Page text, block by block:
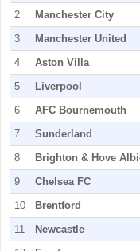
2
Manchester City
3
Manchester United
4
Aston Villa
5
Liverpool
6
AFC Bournemouth
7
Sunderland
8
Brighton & Hove
9
Chelsea FC
10
Brentford
11
Newcastle